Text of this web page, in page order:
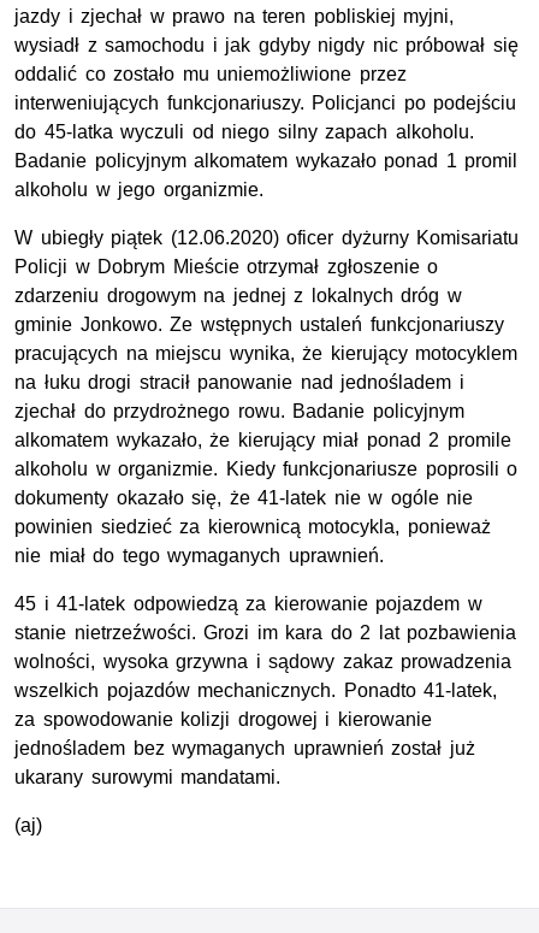
jazdy i zjechał w prawo na teren pobliskiej myjni,
wysiadł z samochodu i jak gdyby nigdy nic próbował się
oddalić co zostało mu uniemożliwione przez
interweniujących funkcjonariuszy. Policjanci po podejściu
do 45-latka wyczuli od niego silny zapach alkoholu.
Badanie policyjnym alkomatem wykazało ponad 1 promil
alkoholu w jego organizmie.
W ubiegły piątek (12.06.2020) oficer dyżurny Komisariatu
Policji w Dobrym Mieście otrzymał zgłoszenie o
zdarzeniu drogowym na jednej z lokalnych dróg w
gminie Jonkowo. Ze wstępnych ustaleń funkcjonariuszy
pracujących na miejscu wynika, że kierujący motocyklem
na łuku drogi stracił panowanie nad jednośladem i
zjechał do przydrożnego rowu. Badanie policyjnym
alkomatem wykazało, że kierujący miał ponad 2 promile
alkoholu w organizmie. Kiedy funkcjonariusze poprosili o
dokumenty okazało się, że 41-latek nie w ogóle nie
powinien siedzieć za kierownicą motocykla, ponieważ
nie miał do tego wymaganych uprawnień.
45 i 41-latek odpowiedzą za kierowanie pojazdem w
stanie nietrzeźwości. Grozi im kara do 2 lat pozbawienia
wolności, wysoka grzywna i sądowy zakaz prowadzenia
wszelkich pojazdów mechanicznych. Ponadto 41-latek,
za spowodowanie kolizji drogowej i kierowanie
jednośladem bez wymaganych uprawnień został już
ukarany surowymi mandatami.
(aj)